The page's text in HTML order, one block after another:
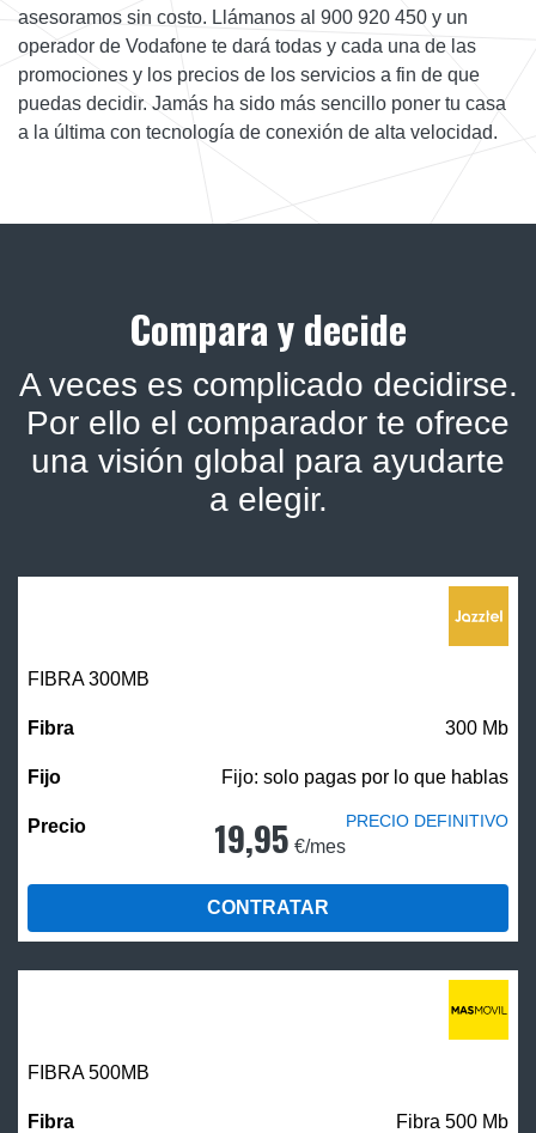
asesoramos sin costo. Llámanos al 900 920 450 y un
operador de Vodafone te dará todas y cada una de las
promociones y los precios de los servicios a fin de que
puedas decidir. Jamás ha sido más sencillo poner tu casa
a la última con tecnología de conexión de alta velocidad.
Compara y decide
A veces es complicado decidirse.
Por ello el comparador te ofrece
una visión global para ayudarte
a elegir.
FIBRA 300MB
300 Mb
Fijo: solo pagas por lo que hablas
19,95 €/mes
PRECIO DEFINITIVO
CONTRATAR
FIBRA500MB
Fibra 500 Mb